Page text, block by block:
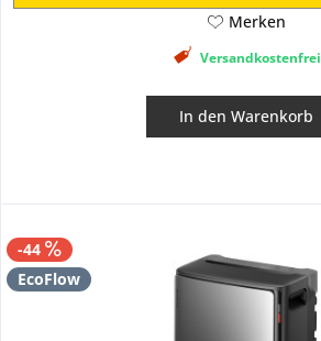
Merken
Versandkostenfrei
In den Warenkorb
-44
EcoFlow